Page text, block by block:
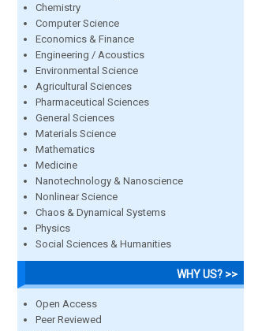
Chemistry
Computer Science
Economics & Finance
Engineering / Acoustics
Environmental Science
Agricultural Sciences
Pharmaceutical Sciences
General Sciences
Materials Science
Mathematics
Medicine
Nanotechnology & Nanoscience
Nonlinear Science
Chaos & Dynamical Systems
Physics
Social Sciences & Humanities
WHY US? >>
Open Access
Peer Reviewed